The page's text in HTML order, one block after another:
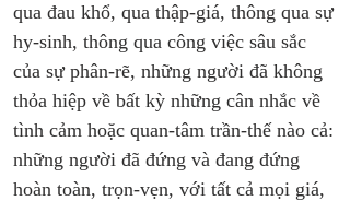
qua đau khổ, qua thập-giá, thông qua sự
hy-sinh, thông qua công việc sâu sắc
của sự phân-rẽ, những người đã không
thỏa hiệp về bất kỳ những cân nhắc về
tình cảm hoặc quan-tâm trần-thế nào cả:
những người đã đứng và đang đứng
hoàn toàn, trọn-vẹn, với tất cả mọi giá,